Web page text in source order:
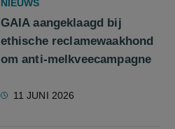
NIEUWS
GAIA aangeklaagd bij
ethische reclamewaakhond
om anti-melkveecampagne
11 JUNI 2026